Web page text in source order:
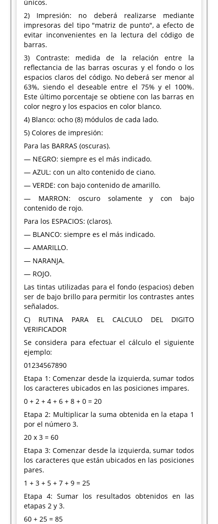
únicos.
2) Impresión: no deberá realizarse mediante
impresoras del tipo "matriz de punto", a efecto de
evitar inconvenientes en la lectura del código de
barras.
3) Contraste: medida de la relación entre la
reflectancia de las barras oscuras y el fondo o los
espacios claros del código. No deberá ser menor al
63%, siendo el deseable entre el 75% y el 100%.
Este último porcentaje se obtiene con las barras en
color negro y los espacios en color blanco.
4) Blanco: ocho (8) módulos de cada lado.
5) Colores de impresión:
Para las BARRAS (oscuras).
— NEGRO: siempre es el más indicado.
— AZUL: con un alto contenido de ciano.
— VERDE: con bajo contenido de amarillo.
— MARRON: oscuro solamente y con bajo
contenido de rojo.
Para los ESPACIOS: (claros).
— BLANCO: siempre es el más indicado.
— AMARILLO.
— NARANJA.
— ROJO.
Las tintas utilizadas para el fondo (espacios) deben
ser de bajo brillo para permitir los contrastes antes
señalados.
C) RUTINA PARA EL CALCULO DEL DIGITO
VERIFICADOR
Se considera para efectuar el cálculo el siguiente
ejemplo:
01234567890
Etapa 1: Comenzar desde la izquierda, sumar todos
los caracteres ubicados en las posiciones impares.
0 + 2 + 4 + 6 + 8 + 0 = 20
Etapa 2: Multiplicar la suma obtenida en la etapa 1
por el número 3.
20 x 3 = 60
Etapa 3: Comenzar desde la izquierda, sumar todos
los caracteres que están ubicados en las posiciones
pares.
1 + 3 + 5 + 7 + 9 = 25
Etapa 4: Sumar los resultados obtenidos en las
etapas 2 y 3.
60 + 25 = 85